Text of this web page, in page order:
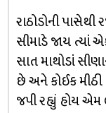
રાઠોડોની પાસેથી
સીમાડે જાય ત્યાં
સાત માથોડાં
છે અને કોઈક
જપી રહ્યું હોય એમ